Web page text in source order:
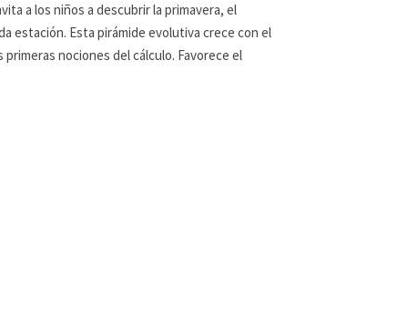
a los niños a descubrir la primavera, el
estación. Esta pirámide evolutiva crece con el
nociones del cálculo. Favorece el